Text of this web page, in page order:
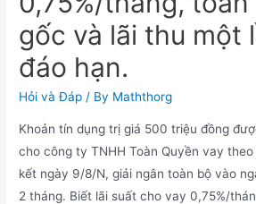
gốc và lãi thu một
đáo hạn.
Hỏi và Đáp / By Maththorg
Khoản tín dụng trị giá 500 triệu đồng
cho công ty TNHH Toàn Quyền vay
kết ngày 9/8/N, giải ngân toàn bộ vào
2 tháng. Biết lãi suất cho vay 0,75%/